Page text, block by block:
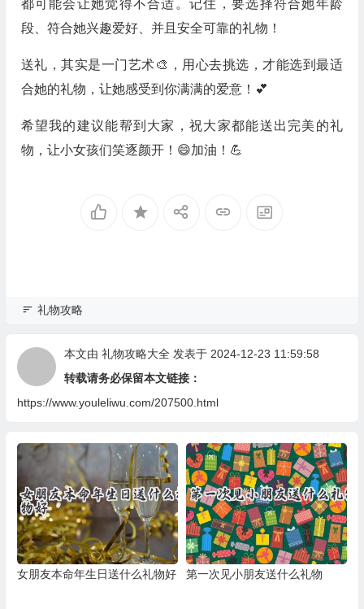
都可能会让她觉得不合适。记住，要选择符合她年龄
段、符合她兴趣爱好、并且安全可靠的礼物！
送礼，其实是一门艺术🎨，用心去挑选，才能选到最适
合她的礼物，让她感受到你满满的爱意！💕
希望我的建议能帮到大家，祝大家都能送出完美的礼
物，让小女孩们笑逐颜开！😄加油！💪
礼物攻略
本文由 礼物攻略大全发表于 2024-12-23 11:59:58
转载请务必保留本文链接：
https://www.youleliwu.com/207500.html
女朋友本命年生日送什么礼物好 第一次见小朋友送什么礼物